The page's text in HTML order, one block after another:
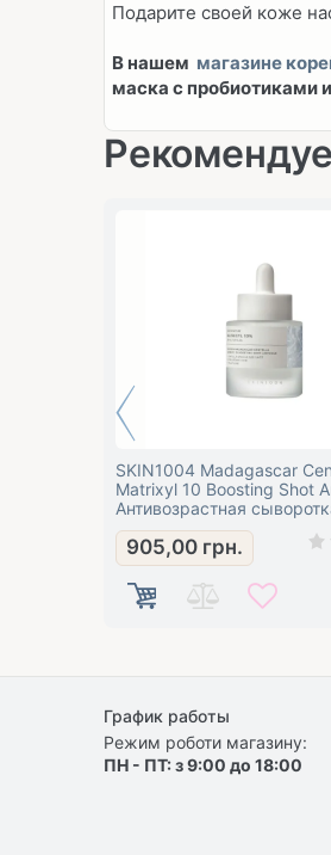
Подарите своей коже
В нашем магазине
маска с пробиотиками
SKIN1004 Madagascar
Matrixyl 10 Boosting Shot
Антивозрастная
для лица
905,00 грн.
График работы
Режим роботи магазину:
ПН - ПТ: з 9:00 до 18:00